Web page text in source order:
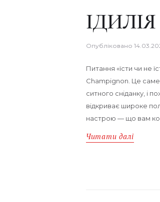
Опубліковано
Питання «їсти чи не
Champignon. Це саме
ситного сніданку, і
відкриває широке
настрою — що вам
Читати далі